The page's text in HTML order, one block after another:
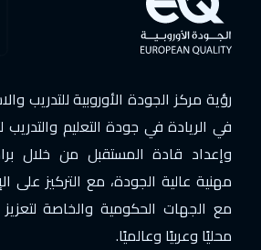
رؤية مركز الجودة الأوروبية للتدريب
في الريادة في جودة التعليم والتدريب
وإعداد قادة المستقبل من خلال
مهنية عالية الجودة، مع التركيز على
مع الجهات الحكومية والخاصة لتعزيز
محليًا وعربيًا وعالميًا.